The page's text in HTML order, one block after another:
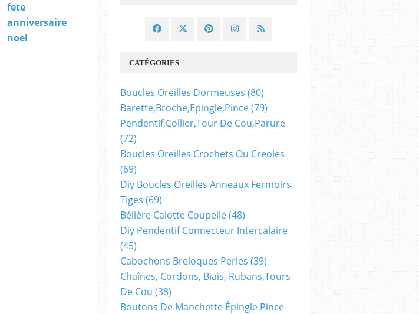
fete
anniversaire
noel
CATÉGORIES
Boucles Oreilles Dormeuses (80)
Barette,broche,epingle,pince(79)
Pendentif,collier,tour De Cou,parure
(72)
Boucles Oreilles Crochets Ou Creoles
(69)
Diy Boucles Oreilles Anneaux Fermoirs
Tiges (69)
Bélière Calotte Coupelle(48)
Diy Pendentif Connecteur Intercalaire
(45)
Cabochons Breloques Perles (39)
Chaînes, Cordons, Biais, Rubans,tours
De Cou (38)
Boutons De Manchette Épingle Pince